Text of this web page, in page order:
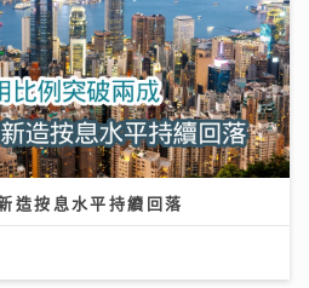
造按息水平持續回落